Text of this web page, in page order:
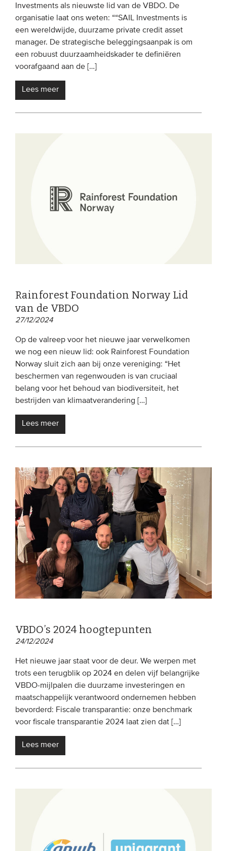
Investments als nieuwste lid van de VBDO. De
organisatie laat ons weten: ““SAIL Investments is
een wereldwijde, duurzame private credit asset
manager. De strategische beleggingsaanpak is om
een ​​robuust duurzaamheidskader te definiëren
voorafgaand aan de […]
Lees meer
Rainforest Foundation Norway Lid
van de VBDO
27/12/2024
Op de valreep voor het nieuwe jaar verwelkomen
we nog een nieuw lid: ook Rainforest Foundation
Norway sluit zich aan bij onze vereniging: “Het
beschermen van regenwouden is van cruciaal
belang voor het behoud van biodiversiteit, het
bestrijden van klimaatverandering […]
Lees meer
VBDO’s 2024 hoogtepunten
24/12/2024
Het nieuwe jaar staat voor de deur. We werpen met
trots een terugblik op 2024 en delen vijf belangrijke
VBDO-mijlpalen die duurzame investeringen en
maatschappelijk verantwoord ondernemen hebben
bevorderd: Fiscale transparantie: onze benchmark
voor fiscale transparantie 2024 laat zien dat […]
Lees meer